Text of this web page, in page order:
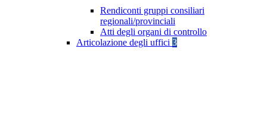
Rendiconti gruppi consiliari
regionali/provinciali
Atti degli organi di controllo
Articolazione degli uffici 3